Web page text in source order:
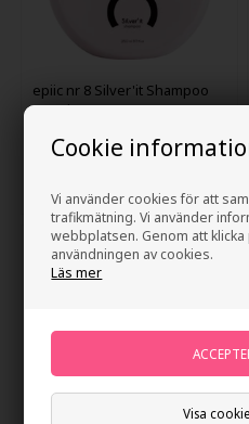
Cookie
Vi använder cookies för att
trafikmätning. Vi använder
webbplatsen. Genom att
användningen av cookies.
Läs mer
Visa
epiic nr 8 Silver'it Shampoo
250ml
324,00 SEK